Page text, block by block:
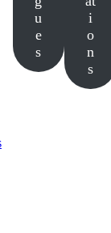
u
e
s
i
o
n
s